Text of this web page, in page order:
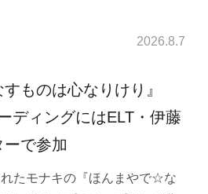
2026.8.7
ものは心なりけり』
ィングにはELT・伊藤
で参加
たモナキの『ほんまやで☆な